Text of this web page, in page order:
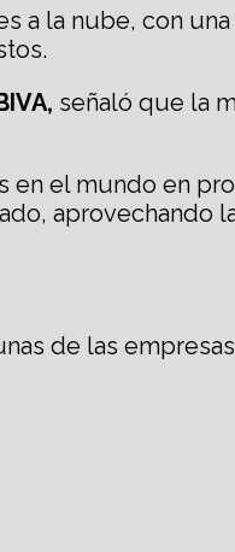
a la nube, con
señaló que la
en el mundo en
aprovechando
de las